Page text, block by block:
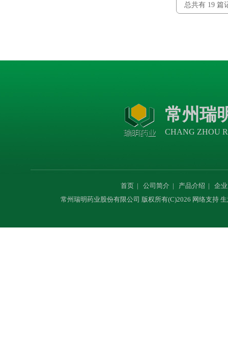
总共有 19 篇
常州瑞
CHANG ZHOU
首页 | 公司简介 | 产品介绍 | 企
常州瑞明药业股份有限公司 版权所有(C)2026 网络支持